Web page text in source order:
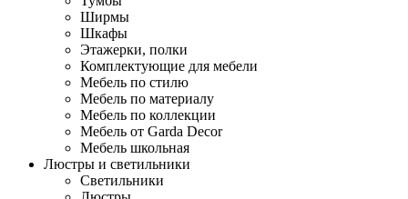
Ширмы
Шкафы
Этажерки, полки
Комплектующие для мебели
Мебель по стилю
Мебель по материалу
Мебель по коллекции
Мебель от Garda Decor
Мебель школьная
Люстры и светильники
Светильники